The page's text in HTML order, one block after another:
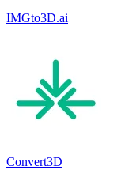
IMGto3D.ai
Convert3D